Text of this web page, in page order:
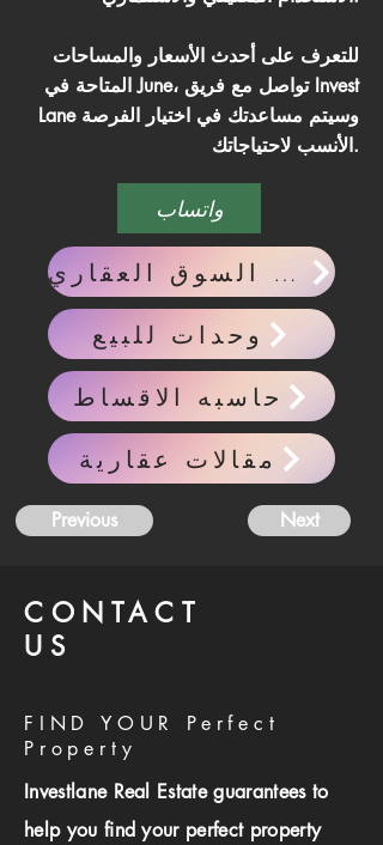
للتعرف على أحدث الأسعار والمساحات
المتاحة في June، تواصل مع فريق Invest
Lane وسيتم مساعدتك في اختيار الفرصة
الأنسب لاحتياجاتك.
واتساب
احدث اخبار السوق العقاري
وحدات للبيع
حاسبه الاقساط
مقالات عقارية
Previous Next
CONTACT
US
FIND YOUR Perfect
Property
Investlane Real Estate guarantees to
help you find your perfect property